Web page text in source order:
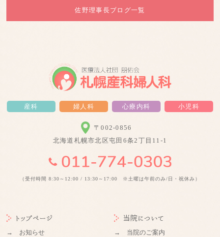
佐野理事長ブログ一覧
産科 婦人科 心療内科 小児科
〒002-0856
北海道札幌市北区屯田6条2丁目11-1
（受付時間 8:30～12:00 / 13:30～17:00 ※土曜は午前のみ/日・祝休み）
トップページ
→ お知らせ
当院について
→ 当院のご案内